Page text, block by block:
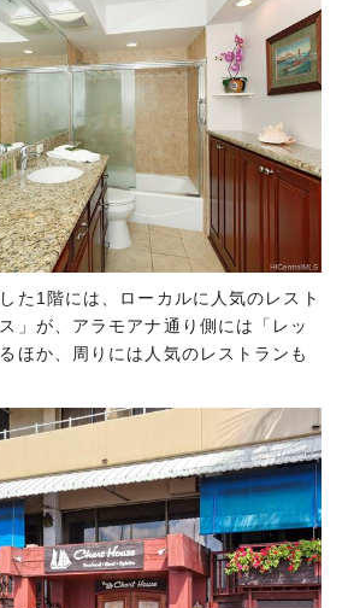
た1階には、ローカルに人気のレスト
」が、アラモアナ通り側には「レッ
ほか、周りには人気のレストランも